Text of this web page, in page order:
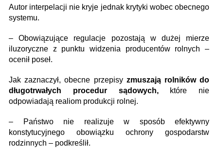
Autor interpelacji nie kryje jednak krytyki wobec obecnego
systemu.
– Obowiązujące regulacje pozostają w dużej mierze
iluzoryczne z punktu widzenia producentów rolnych –
ocenił poseł.
Jak zaznaczył, obecne przepisy zmuszają rolników do
długotrwałych procedur sądowych,które nie
odpowiadają realiom produkcji rolnej.
– Państwo nie realizuje w sposób efektywny
konstytucyjnego obowiązku ochrony gospodarstw
rodzinnych – podkreślił.